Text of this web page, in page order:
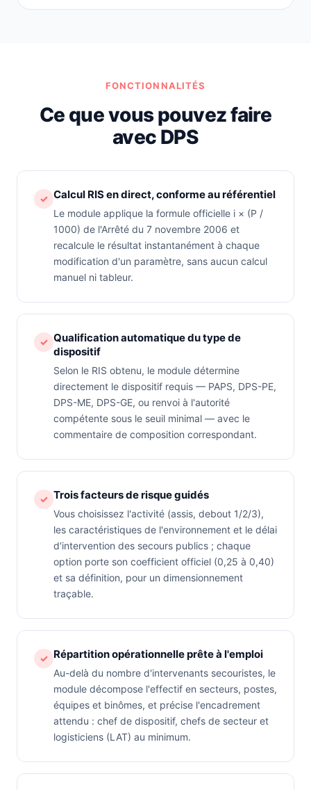
FONCTIONNALITÉS
Ce que vous pouvez faire
avec DPS
✓ Calcul RIS en direct, conforme au référentiel
Le module applique la formule officielle i × (P /
1000) de l'Arrêté du 7 novembre 2006 et
recalcule le résultat instantanément à chaque
modification d'un paramètre, sans aucun calcul
manuel ni tableur.
✓ Qualification automatique du type de
dispositif
Selon le RIS obtenu, le module détermine
directement le dispositif requis — PAPS, DPS-PE,
DPS-ME, DPS-GE, ou renvoi à l'autorité
compétente sous le seuil minimal — avec le
commentaire de composition correspondant.
✓ Trois facteurs de risque guidés
Vous choisissez l'activité (assis, debout 1/2/3),
les caractéristiques de l'environnement et le délai
d'intervention des secours publics ; chaque
option porte son coefficient officiel (0,25 à 0,40)
et sa définition, pour un dimensionnement
traçable.
✓ Répartition opérationnelle prête à l'emploi
Au-delà du nombre d'intervenants secouristes, le
module décompose l'effectif en secteurs, postes,
équipes et binômes, et précise l'encadrement
attendu : chef de dispositif, chefs de secteur et
logisticiens (LAT) au minimum.